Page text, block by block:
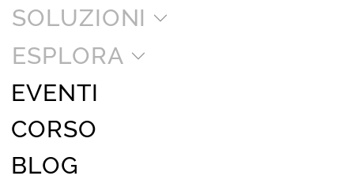
SOLUZIONI
ESPLORA
EVENTI
CORSO
BLOG